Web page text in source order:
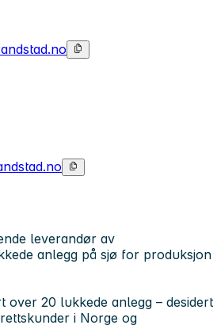
leverandør av
anlegg på sjø for produksjon
over 20 lukkede anlegg – desidert
i Norge og